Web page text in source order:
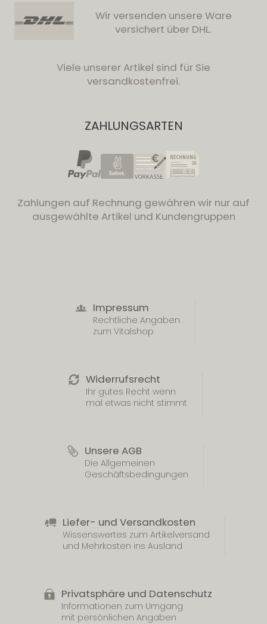
Wir versenden unsere Ware
versichert über DHL.
Viele unserer Artikel sind für Sie
versandkostenfrei.
ZAHLUNGSARTEN
Zahlungen auf Rechnung gewähren wir nur auf
ausgewählte Artikel und Kundengruppen
Impressum
Rechtliche Angaben
zum Vitalshop
Widerrufsrecht
Ihr gutes Recht wenn
mal etwas nicht stimmt
Unsere AGB
Die Allgemeinen
Geschäftsbedingungen
Liefer- und Versandkosten
Wissenswertes zum Artikelversand
und Mehrkosten ins Ausland
Privatsphäre und Datenschutz
Informationen zum Umgang
mit persönlichen Angaben